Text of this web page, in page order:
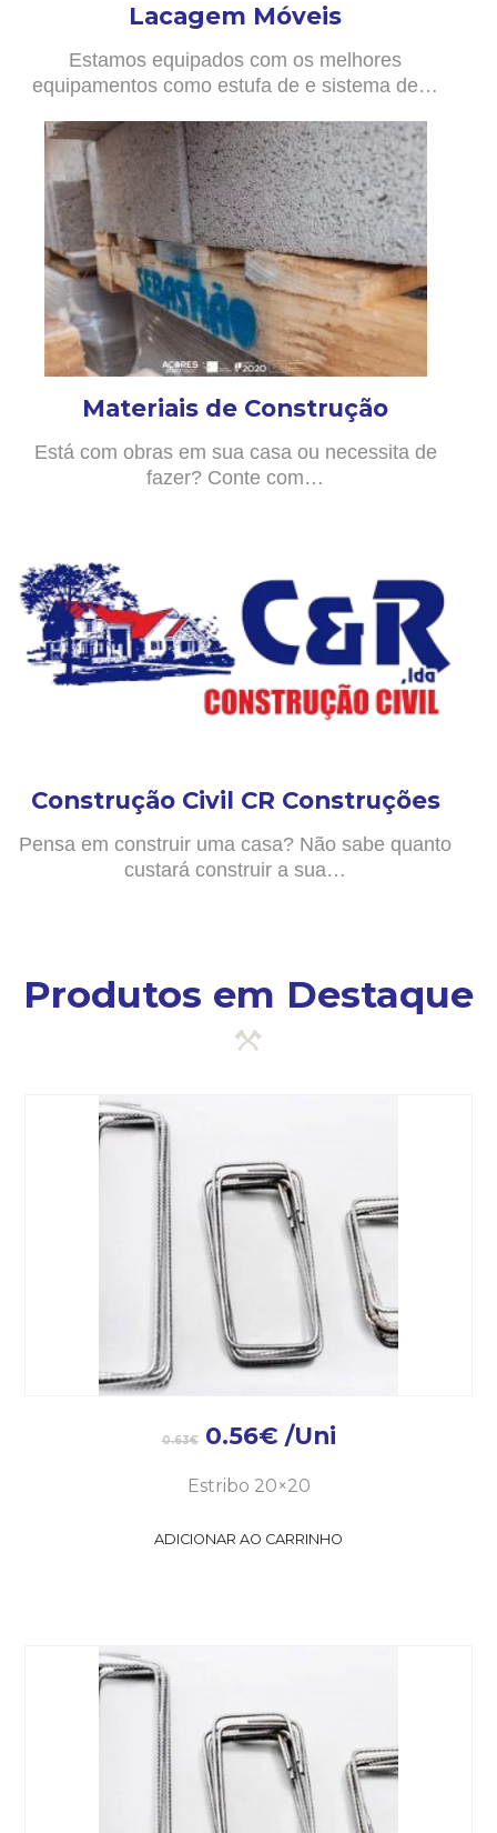
Lacagem Móveis
Estamos equipados com os melhores
equipamentos como estufa de e sistema de…
Materiais de Construção
Está com obras em sua casa ou necessita de
fazer? Conte com…
Construção Civil CR Construções
Pensa em construir uma casa? Não sabe quanto
custará construir a sua…
Produtos em Destaque
0.63€ 0.56€ /Uni
Estribo 20×20
ADICIONAR AO CARRINHO